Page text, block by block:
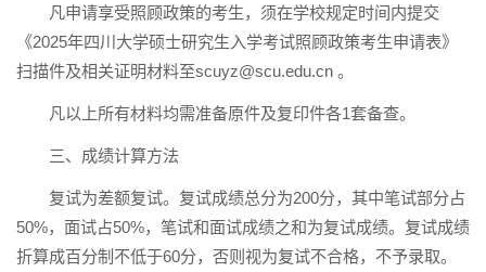
凡申请享受照顾政策的考生，须在学校规定时间内提交
《2025年四川大学硕士研究生入学考试照顾政策考生申请表》
扫描件及相关证明材料至scuyz@scu.edu.cn 。
凡以上所有材料均需准备原件及复印件各1套备查。
三、成绩计算方法
复试为差额复试。复试成绩总分为200分，其中笔试部分占
50%，面试占50%，笔试和面试成绩之和为复试成绩。复试成绩
折算成百分制不低于60分，否则视为复试不合格，不予录取。